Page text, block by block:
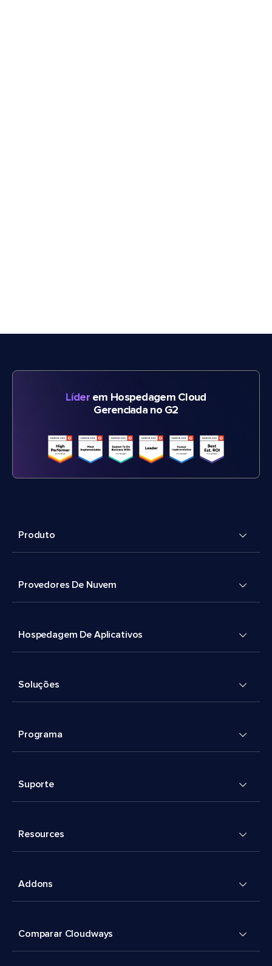
Líderem Hospedagem Cloud
Gerenciada no G2
Produto
Provedores De Nuvem
Hospedagem De Aplicativos
Soluções
Programa
Suporte
Resources
Addons
Comparar Cloudways